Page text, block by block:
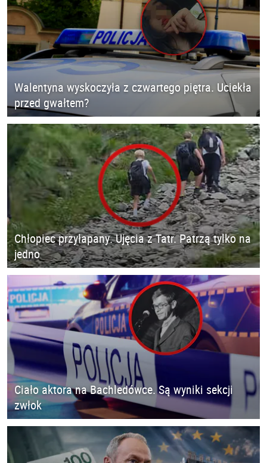
Walentyna wyskoczyła z czwartego piętra. Uciekła
przed gwałtem?
Chłopiec przyłapany. Ujęcia z Tatr. Patrzą tylko na
jedno
Ciało aktora na Bachledówce. Są wyniki sekcji
zwłok